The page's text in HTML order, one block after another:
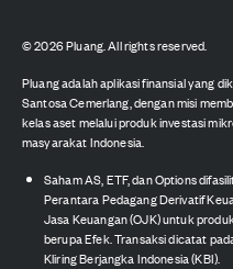
©2026Pluang. All rights reserved.
Pluang adalah aplikasi finansial yang
Santosa Cemerlang, dengan misi
kelas aset melalui produk investasi
masyarakat Indonesia.
Saham AS, ETF, dan Options
Perantara Pedagang Derivatif
Jasa Keuangan (OJK) untuk
berupa Efek. Transaksi dicatat
Kliring Berjangka Indonesia (KBI).